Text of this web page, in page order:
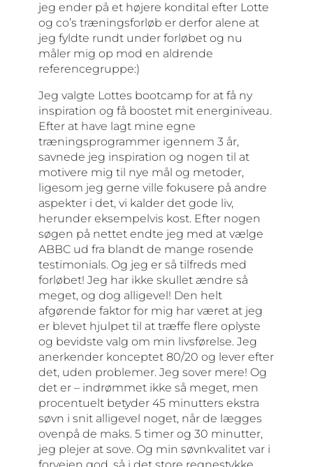
jeg ender på et højere kondital efter Lotte
og co’s træningsforløb er derfor alene at
jeg fyldte rundt under forløbet og nu
måler mig op mod en aldrende
referencegruppe:)
Jeg valgte Lottes bootcamp for at få ny
inspiration og få boostet mit energiniveau.
Efter at have lagt mine egne
træningsprogrammer igennem 3 år,
savnede jeg inspiration og nogen til at
motivere mig til nye mål og metoder,
ligesom jeg gerne ville fokusere på andre
aspekter i det, vi kalder det gode liv,
herunder eksempelvis kost. Efter nogen
søgen på nettet endte jeg med at vælge
ABBC ud fra blandt de mange rosende
testimonials. Og jeg er så tilfreds med
forløbet! Jeg har ikke skullet ændre så
meget, og dog alligevel! Den helt
afgørende faktor for mig har været at jeg
er blevet hjulpet til at træffe flere oplyste
og bevidste valg om min livsførelse. Jeg
anerkender konceptet 80/20 og lever efter
det, uden problemer. Jeg sover mere! Og
det er – indrømmet ikke så meget, men
procentuelt betyder 45 minutters ekstra
søvn i snit alligevel noget, når de lægges
ovenpå de maks. 5 timer og 30 minutter,
jeg plejer at sove. Og min søvnkvalitet var i